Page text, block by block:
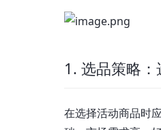
1. 选品策略
在选择活动商品时